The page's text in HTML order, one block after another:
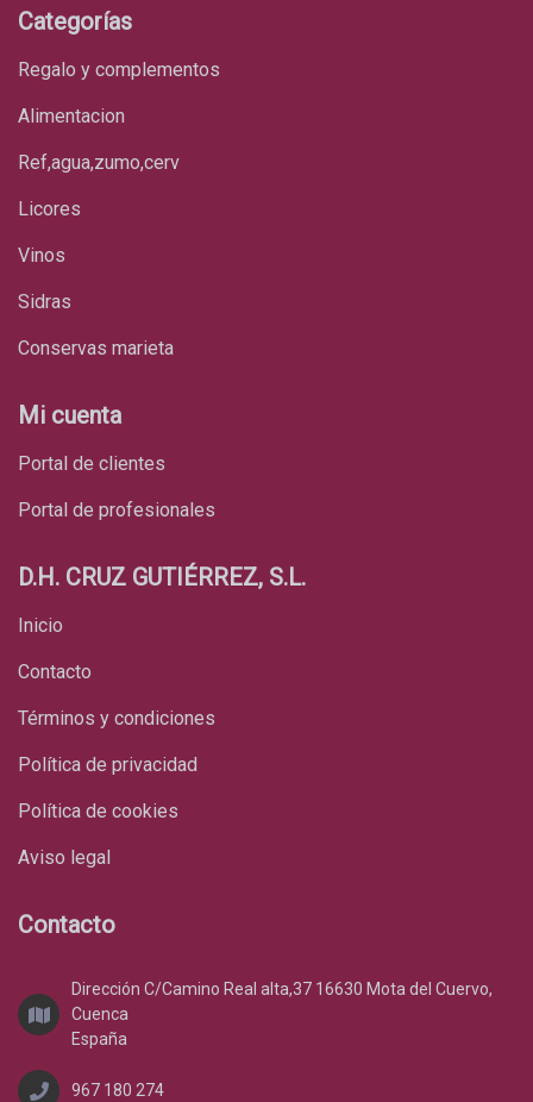
Categorías
regalo y complementos
alimentacion
ref,agua,zumo,cerv
licores
vinos
sidras
conservas marieta
Mi cuenta
Portal de clientes
Portal de profesionales
D.H. CRUZ GUTIÉRREZ, S.L.
Inicio
Contacto
Términos y condiciones
Política de privacidad
Política de cookies
Aviso legal
Contacto
Dirección C/Camino Real alta,37 16630 Mota del Cuervo,
Cuenca
España
967 180 274